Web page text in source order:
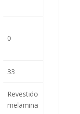
0
33
Revestido
melamina